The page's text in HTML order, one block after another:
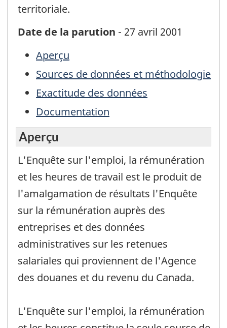
territoriale.
Date de la parution - 27 avril 2001
Aperçu
Sources de données et méthodologie
Exactitude des données
Documentation
Aperçu
L'Enquête sur l'emploi, la rémunération
et les heures de travail est le produit de
l'amalgamation de résultats l'Enquête
sur la rémunération auprès des
entreprises et des données
administratives sur les retenues
salariales qui proviennent de l'Agence
des douanes et du revenu du Canada.
L'Enquête sur l'emploi, la rémunération